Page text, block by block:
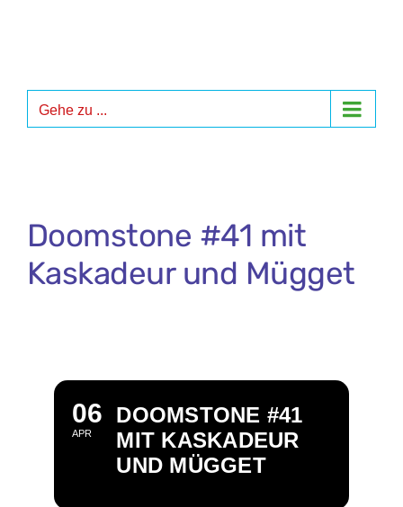
Gehe zu ...
Doomstone #41 mit
Kaskadeur und Mügget
06
APR
DOOMSTONE #41
MIT KASKADEUR
UND MÜGGET